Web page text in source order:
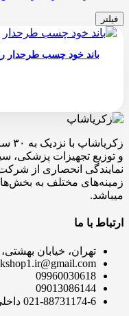
فیلتر
باند خود چسب طرحدار
و توزیع تجهیزات پزشکی،
نمایندگی انحصاری از
زمینه‌های مختلف به
میباشد.
ارتباط با ما
تهران، خیابان
09960030618
09013086144
021-88731174-6 داخلی 224